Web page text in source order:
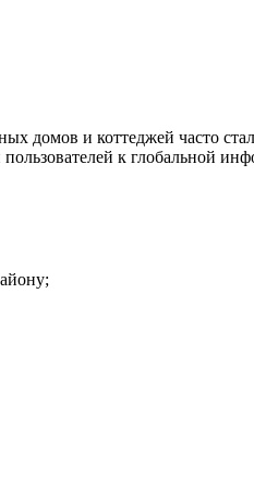
домов и коттеджей часто
к глобальной